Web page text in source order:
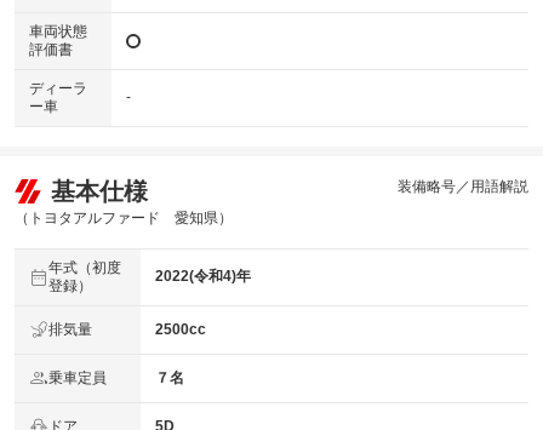
車両状態
評価書
ディーラ
ー車
-
基本仕様
（トヨタアルファード 愛知県）
装備略号／用語解説
年式（初度
登録）
2022(令和4)年
排気量 2500cc
乗車定員 ７名
ドア 5D